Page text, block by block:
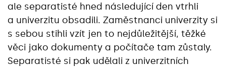
ale separatisté hned následující den vtrhli
a univerzitu obsadili. Zaměstnanci univerzity si
s sebou stihli vzít jen to nejdůležitější, těžké
věci jako dokumenty a počítače tam zůstaly.
Separatisté si pak udělali z univerzitních